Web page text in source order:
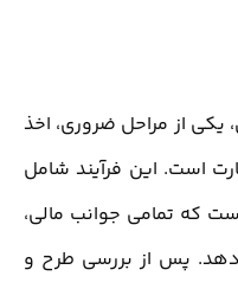
یکی از مراحل ضروری، اخذ
است. این فرآیند شامل
که تمامی جوانب مالی،
پس از بررسی طرح و